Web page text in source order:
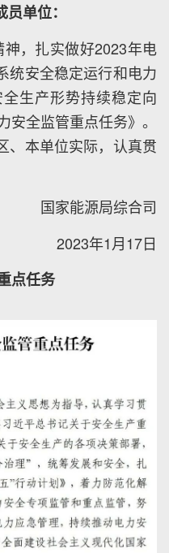
单位：
，扎实做好2023年电
统安全稳定运行和电力
生产形势持续稳定向
全监管重点任务》。
、本单位实际，认真贯
国家能源局综合司
2023年1月17日
点任务